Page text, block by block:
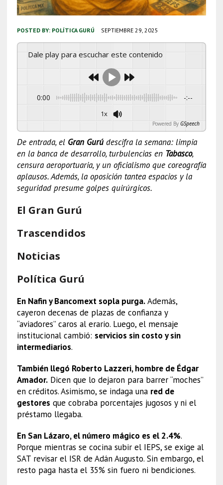
POSTED BY: POLÍTICA GURÚ SEPTIEMBRE 29, 2025
Dale play para escuchar este contenido
0:00 -:--
1x
Powered By GSpeech
De entrada, el Gran Gurúdescifra la semana: limpia
en la banca de desarrollo, turbulencias en Tabasco,
censura aeroportuaria, y un oficialismo que coreografía
aplausos. Además, la oposición tantea espacios y la
seguridad presume golpes quirúrgicos.
El Gran Gurú
Trascendidos
Noticias
Política Gurú
En Nafin y Bancomext sopla purga.Además,
cayeron decenas de plazas de confianza y
“aviadores” caros al erario. Luego, el mensaje
institucional cambió: servicios sin costo y sin
intermediarios.
También llegó Roberto Lazzeri, hombre de Édgar
Amador.Dicen que lo dejaron para barrer “moches”
en créditos. Asimismo, se indaga una red de
gestores que cobraba porcentajes jugosos y ni el
préstamo llegaba.
En San Lázaro, el número mágico es el 2.4%.
Porque mientras se cocina subir el IEPS, se exige al
SAT revisar el ISR de Adán Augusto. Sin embargo, el
resto paga hasta el 35% sin fuero ni bendiciones.